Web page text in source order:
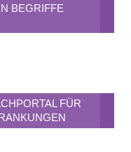
BEGRIFFE
FÜR